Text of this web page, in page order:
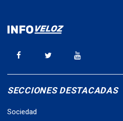
SECCIONES DESTACADAS
Sociedad